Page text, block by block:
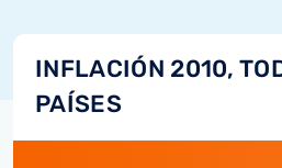
INFLACIÓN 2010,
PAÍSES